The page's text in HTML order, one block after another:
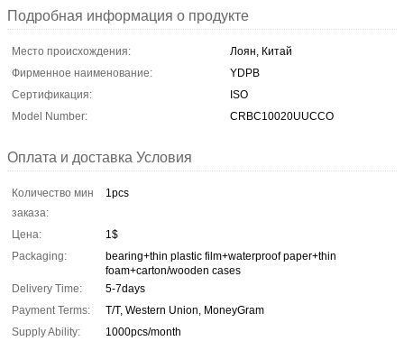
Подробная информация о продукте
Место происхождения:
Лоян, Китай
Фирменное наименование:
YDPB
Сертификация:
ISO
Model Number:
CRBC10020UUCCO
Оплата и доставка Условия
Количество мин
заказа:
1pcs
Цена:
1$
Packaging:
bearing+thin plastic film+waterproof paper+thin
foam+carton/wooden cases
Delivery Time:
5-7days
Payment Terms:
T/T, Western Union, MoneyGram
Supply Ability:
1000pcs/month